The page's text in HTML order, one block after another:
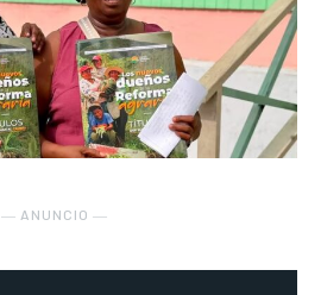
― ANUNCIO ―